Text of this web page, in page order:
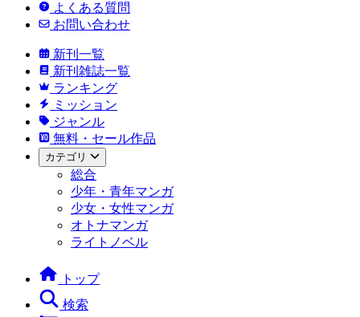
よくある質問
お問い合わせ
新刊一覧
新刊雑誌一覧
ランキング
ミッション
ジャンル
無料・セール作品
カテゴリ
総合
少年・青年マンガ
少女・女性マンガ
オトナマンガ
ライトノベル
トップ
検索